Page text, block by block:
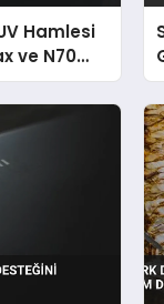
Hamlesi
ve N70